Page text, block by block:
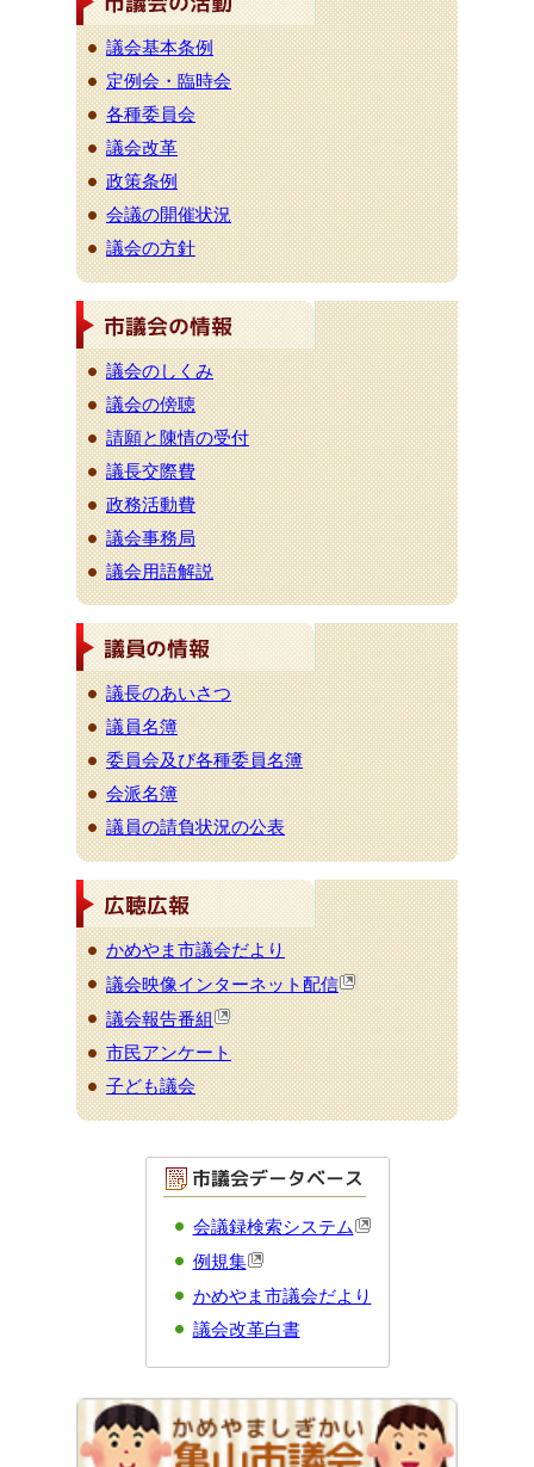
議会基本条例
定例会・臨時会
各種委員会
議会改革
政策条例
会議の開催状況
議会の方針
議会のしくみ
議会の傍聴
請願と陳情の受付
議長交際費
政務活動費
議会事務局
議会用語解説
議長のあいさつ
議員名簿
委員会及び各種委員名簿
会派名簿
議員の請負状況の公表
かめやま市議会だより
議会映像インターネット配信
議会報告番組
市民アンケート
子ども議会
会議録検索システム
例規集
かめやま市議会だより
議会改革白書